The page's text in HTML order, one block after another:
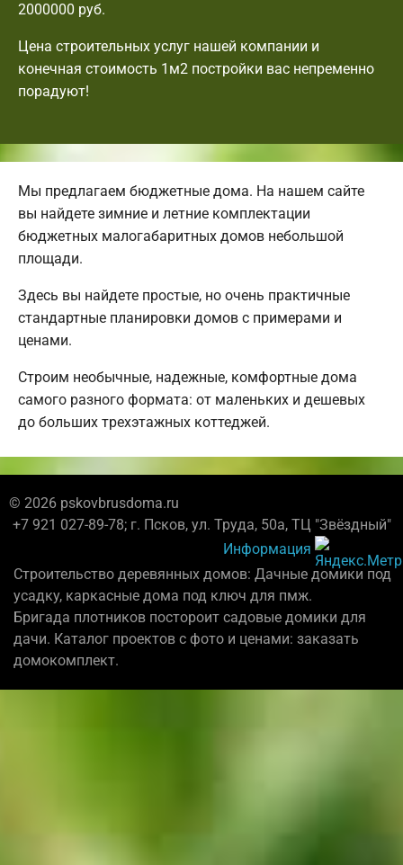
2000000 руб.
Цена строительных услуг нашей компании и
конечная стоимость 1м2 постройки вас непременно
порадуют!
Мы предлагаем бюджетные дома. На нашем сайте
вы найдете зимние и летние комплектации
бюджетных малогабаритных домов небольшой
площади.
Здесь вы найдете простые, но очень практичные
стандартные планировки домов с примерами и
ценами.
Строим необычные, надежные, комфортные дома
самого разного формата: от маленьких и дешевых
до больших трехэтажных коттеджей.
© 2026 pskovbrusdoma.ru
+7 921 027-89-78; г. Псков, ул. Труда, 50а, ТЦ "Звёздный"
Информация
Строительство деревянных домов: Дачные домики под
усадку, каркасные дома под ключ для пмж.
Бригада плотников постороит садовые домики для
дачи. Каталог проектов с фото и ценами: заказать
домокомплект.